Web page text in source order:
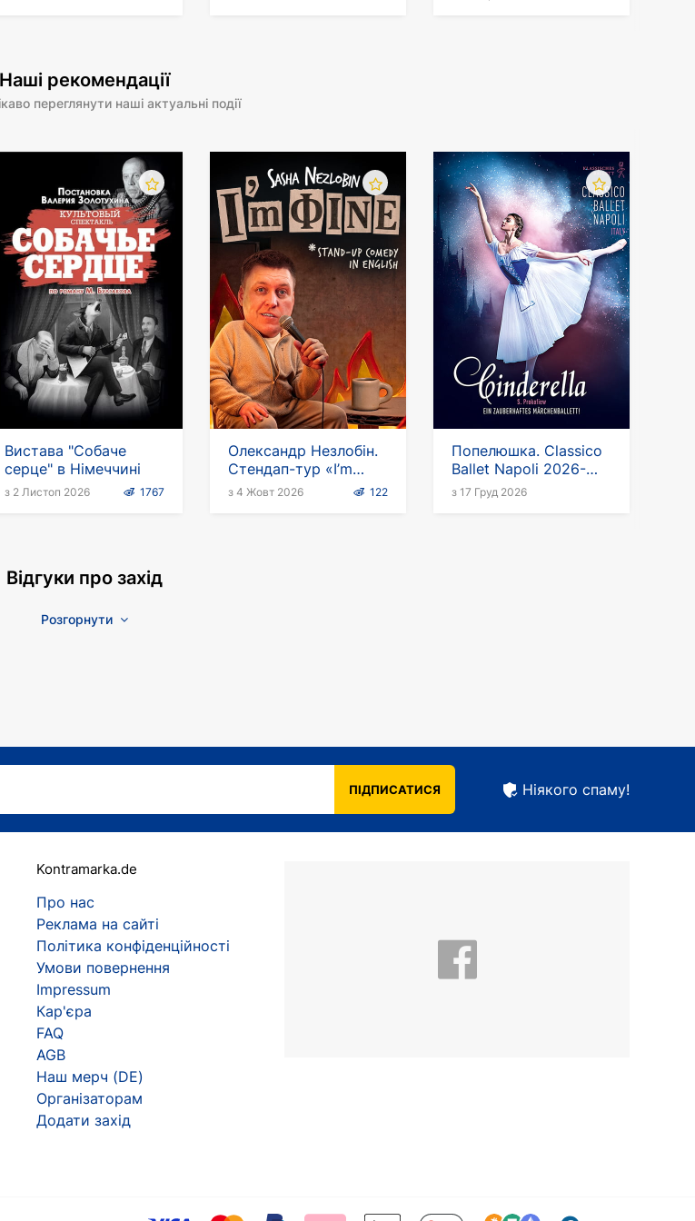
Наші рекомендації
переглянути наші актуальні події
Вистава "Собаче
серце" в Німеччині
з 2 Листоп 2026 1767
Олександр Незлобін.
Стендап-тур «I’m
fine» англійською
з 4 Жовт 2026 122
Попелюшка. Classico
Ballet Napoli 2026-
2027
з 17 Груд 2026
Відгуки про захід
Розгорнути
ПІДПИСАТИСЯ Ніякого спаму!
Kontramarka.de
Про нас
Реклама на сайті
Політика конфіденційності
Умови повернення
Impressum
Кар'єра
FAQ
AGB
Наш мерч (DE)
Організаторам
Додати захід